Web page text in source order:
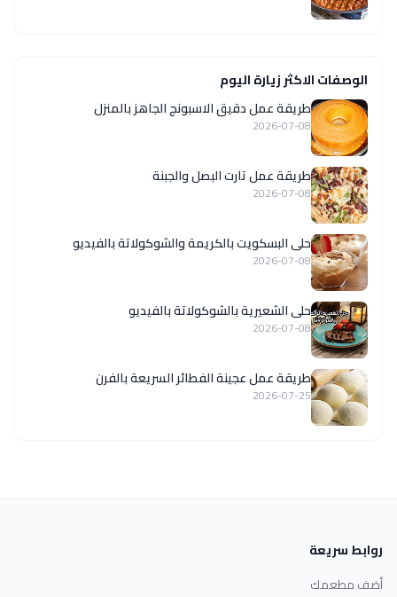
الوصفات الاكثر زيارة اليوم
طريقة عمل دقيق الاسبونج الجاهز بالمنزل
2026-07-08
طريقة عمل تارت البصل والجبنة
2026-07-08
حلى البسكويت بالكريمة والشوكولاتة بالفيديو
2026-07-08
حلى الشعيرية بالشوكولاتة بالفيديو
2026-07-08
طريقة عمل عجينة الفطائر السريعة بالفرن
2026-07-25
روابط سريعة
أضف مطعمك